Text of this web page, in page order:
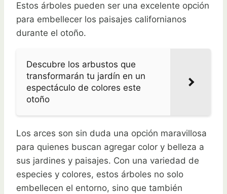
Estos árboles pueden ser una excelente opción
para embellecer los paisajes californianos
durante el otoño.
Descubre los arbustos que
transformarán tu jardín en un
espectáculo de colores este
otoño
Los arces son sin duda una opción maravillosa
para quienes buscan agregar color y belleza a
sus jardines y paisajes. Con una variedad de
especies y colores, estos árboles no solo
embellecen el entorno, sino que también